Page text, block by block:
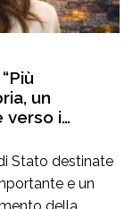
un
verso i
Stato destinate
e un